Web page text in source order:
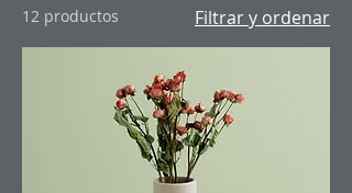
12 productos Filtrar y ordenar